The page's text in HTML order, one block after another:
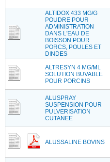
ALTIDOX 433 MG/G
POUDRE POUR
ADMINISTRATION
DANS L'EAU DE
BOISSON POUR
PORCS, POULES ET
DINDES
ALTRESYN 4 MG/ML
SOLUTION BUVABLE
POUR PORCINS
ALUSPRAY
SUSPENSION POUR
PULVERISATION
CUTANEE
ALUSSALINE BOVINS